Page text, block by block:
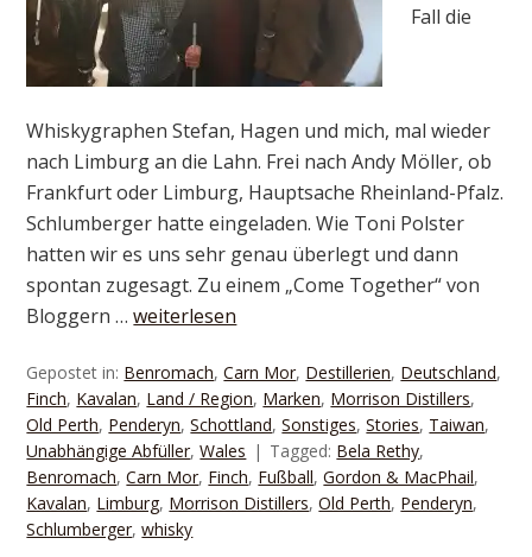
Fall die
Whiskygraphen Stefan, Hagen und mich, mal wieder
nach Limburg an die Lahn. Frei nach Andy Möller, ob
Frankfurt oder Limburg, Hauptsache Rheinland-Pfalz.
Schlumberger hatte eingeladen. Wie Toni Polster
hatten wir es uns sehr genau überlegt und dann
spontan zugesagt. Zu einem „Come Together“ von
Bloggern …weiterlesen
Gepostet in: Benromach,Carn Mor, Destillerien, Deutschland,
Finch, Kavalan, Land / Region, Marken, Morrison Distillers,
Old Perth, Penderyn,Schottland,Sonstiges,Stories, Taiwan,
Unabhängige Abfüller,Wales Tagged: Bela Rethy,
Benromach,Carn Mor, Finch, Fußball,Gordon & MacPhail,
Kavalan, Limburg, Morrison Distillers,Old Perth, Penderyn,
Schlumberger,whisky